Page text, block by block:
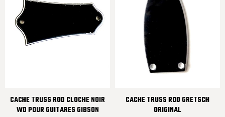
CACHE TRUSS ROD CLOCHE NOIR
WD POUR GUITARES GIBSON
CACHE TRUSS ROD GRETSCH
ORIGINAL